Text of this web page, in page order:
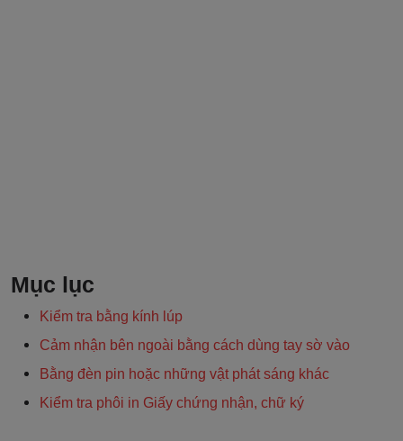
Mục lục
Kiểm tra bằng kính lúp
Cảm nhận bên ngoài bằng cách dùng tay sờ vào
Bằng đèn pin hoặc những vật phát sáng khác
Kiểm tra phôi in Giấy chứng nhận, chữ ký